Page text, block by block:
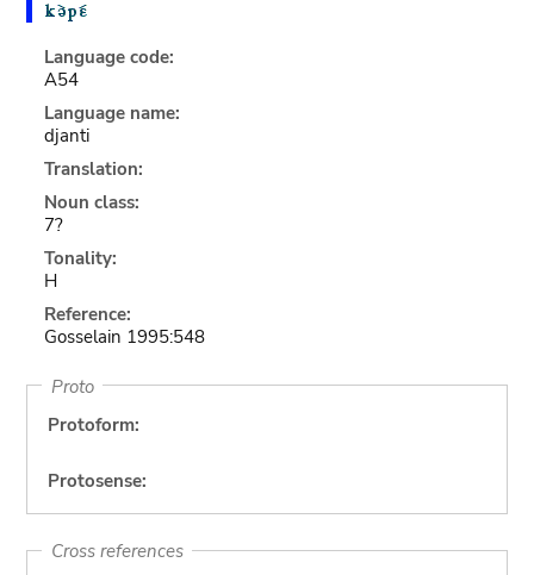
Language code:
A54
Language name:
djanti
Translation:
Noun class:
7?
Tonality:
H
Reference:
Gosselain 1995:548
Proto
Protoform:
Protosense:
Cross references